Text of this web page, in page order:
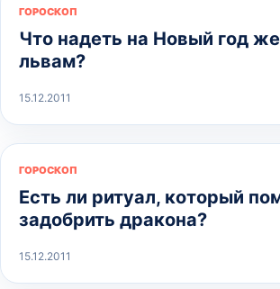
ГОРОСКОП
Что надеть на Новый год
львам?
15.12.2011
ГОРОСКОП
Есть ли ритуал, который
задобрить дракона?
15.12.2011